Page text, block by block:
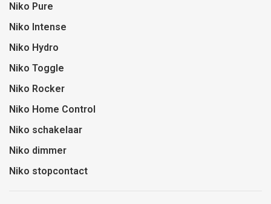
Niko Pure
Niko Intense
Niko Hydro
Niko Toggle
Niko Rocker
Niko Home Control
Niko schakelaar
Niko dimmer
Niko stopcontact